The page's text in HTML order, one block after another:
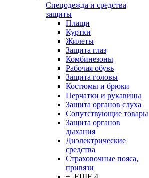
Спецодежда и средства
защиты
Плащи
Куртки
Жилеты
Защита глаз
Комбинезоны
Рабочая обувь
Защита головы
Костюмы и брюки
Перчатки и рукавицы
Защита органов слуха
Сопутствующие товары
Защита органов
дыхания
Диэлектрические
средства
Страховочные пояса,
привязи